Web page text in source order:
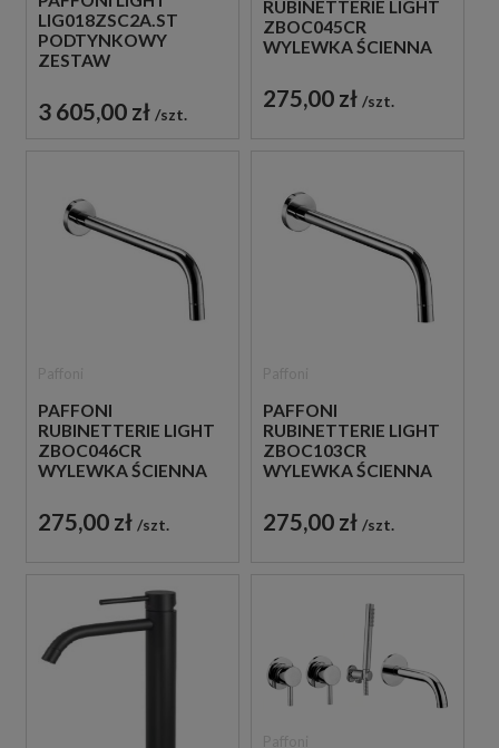
LIG018ZSC2A.ST
PODTYNKOWY
ZESTAW
SZCZOTKOWANA
3 605,00 zł szt.
RUBINETTERIE LIGHT
ZBOC045CR
WYLEWKA ŚCIENNA
275,00 zł szt.
PAFFONI
RUBINETTERIE LIGHT
ZBOC046CR
WYLEWKA ŚCIENNA
275,00 zł szt.
PAFFONI
RUBINETTERIE LIGHT
ZBOC103CR
WYLEWKA ŚCIENNA
275,00 zł szt.